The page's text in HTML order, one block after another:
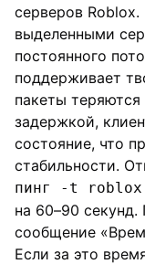
серверов
выделенными
постоянного
поддерживает
пакеты
задержкой,
состояние, что
стабильности.
пинг -t
на 60–90 секунд.
сообщение
Если за это